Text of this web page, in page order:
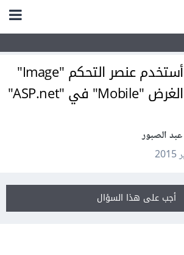
كيف أستخدم عنصر التحكم "Image"
ضمن الغرض "Mobile" في "ASP.net"
الصبور
أجب على هذا السؤال